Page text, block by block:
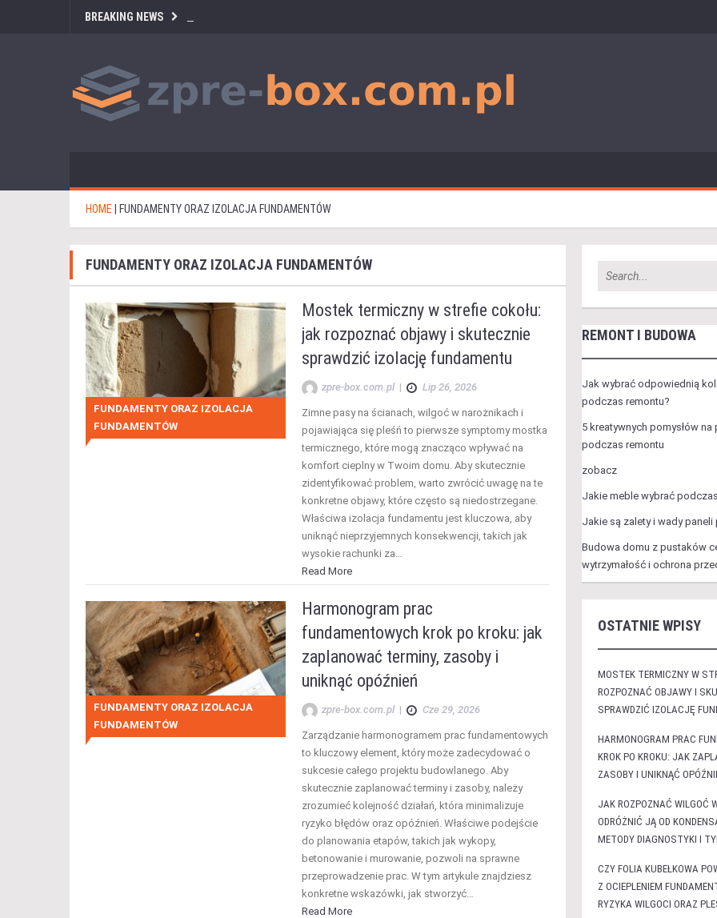
BREAKING NEWS
HOME FUNDAMENTY ORAZ IZOLACJA FUNDAMENTÓW
FUNDAMENTY ORAZ IZOLACJA FUNDAMENTÓW
FUNDAMENTY ORAZ IZOLACJA
FUNDAMENTÓW
Mostek termiczny w strefie cokołu:
jak rozpoznać objawy i skutecznie
sprawdzić izolację fundamentu
zpre-box.com.pl | Lip 26, 2026
Zimne pasy na ścianach, wilgoć w narożnikach i
pojawiająca się pleśń to pierwsze symptomy mostka
termicznego, które mogą znacząco wpływać na
komfort cieplny w Twoim domu. Aby skutecznie
zidentyfikować problem, warto zwrócić uwagę na te
konkretne objawy, które często są niedostrzegane.
Właściwa izolacja fundamentu jest kluczowa, aby
uniknąć nieprzyjemnych konsekwencji, takich jak
wysokie rachunki za…
Read More
FUNDAMENTY ORAZ IZOLACJA
FUNDAMENTÓW
Harmonogram prac
fundamentowych krok po kroku: jak
zaplanować terminy, zasoby i
uniknąć opóźnień
zpre-box.com.pl | Cze 29, 2026
Zarządzanie harmonogramem prac fundamentowych
to kluczowy element, który może zadecydować o
sukcesie całego projektu budowlanego. Aby
skutecznie zaplanować terminy i zasoby, należy
zrozumieć kolejność działań, która minimalizuje
ryzyko błędów oraz opóźnień. Właściwe podejście
do planowania etapów, takich jak wykopy,
betonowanie i murowanie, pozwoli na sprawne
przeprowadzenie prac. W tym artykule znajdziesz
konkretne wskazówki, jak stworzyć…
Read More
REMONT I BUDOWA
Jak wybrać odpowiednią
podczas remontu?
5 kreatywnych pomysłów na
podczas remontu
zobacz
Jakie meble wybrać
Jakie są zalety i wady paneli
Budowa domu z pustaków
wytrzymałość i ochrona
OSTATNIE WPISY
MOSTEK TERMICZNY W
ROZPOZNAĆ OBJAWY I
SPRAWDZIĆ IZOLACJĘ
HARMONOGRAM PRAC
KROK PO KROKU: JAK
ZASOBY I UNIKNĄĆ
JAK ROZPOZNAĆ WILGOĆ
ODRÓŻNIĆ JĄ OD
METODY DIAGNOSTYKI I
CZY FOLIA KUBEŁKOWA
Z OCIEPLENIEM
RYZYKA WILGOCI ORAZ